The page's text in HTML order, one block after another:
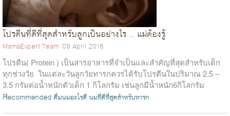
โปรตีนที่ดีที่สุดสำหรับลูกเป็นอย่างไร … แม่ต้องรู้
MamaExpert Team 09 April 2016
โปรตีน( Protein ) เป็นสารอาหารที่จำเป็นและสำคัญที่สุดสำหรับเด็ก
ทุกช่วงวัย ในแต่ละวันลูกวัยทารกควรได้รับโปรตีนในปริมาณ 2.5 –
3.5 กรัมต่อน้ำหนักตัวเด็ก 1 กิโลกรัม เช่นลูกมีน้ำหนัก6กิโลกรัม
ต้องการ...
Recommended ดื่มนมอะไรดีนมที่ดีที่สุดสำหรับทารก